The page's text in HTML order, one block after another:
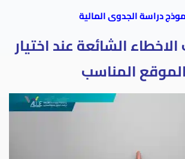
دراسة الجدوى المالية
الشائعة عند اختيار
الموقع المناسب